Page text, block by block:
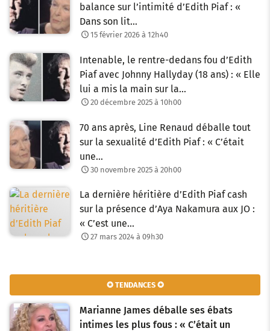
balance sur l’intimité d’Edith Piaf : «
Dans son lit…
15 février 2026 à 12h40
Intenable, le rentre-dedans fou d’Edith
Piaf avec Johnny Hallyday (18 ans) : « Elle
lui a mis la main sur la…
20 décembre 2025 à 10h00
70 ans après, Line Renaud déballe tout
sur la sexualité d’Edith Piaf : « C’était
une…
30 novembre 2025 à 20h00
La dernière héritière d’Edith Piaf cash
sur la présence d’Aya Nakamura aux JO :
« C’est une…
27 mars 2024 à 09h30
✪ TENDANCES ✪
Marianne James déballe ses ébats
intimes les plus fous : « C’était un